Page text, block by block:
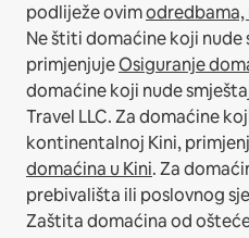
podliježe ovimodredbama,
Ne štiti domaćine koji nude
primjenjujeOsiguranje
domaćine koji nude
Travel LLC.Za domaćine
kontinentalnoj Kini,
domaćina u Kini.Za
prebivališta ili poslovnog
Zaštita domaćina od